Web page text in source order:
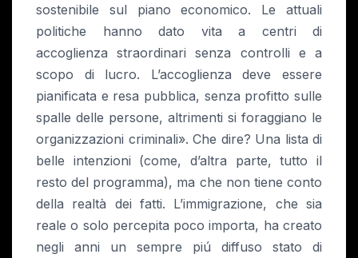
sostenibile sul piano economico. Le attuali
politiche hanno dato vita a centri di
accoglienza straordinari senza controlli e a
scopo di lucro. L’accoglienza deve essere
pianificata e resa pubblica, senza profitto sulle
spalle delle persone, altrimenti si foraggiano le
organizzazioni criminali». Che dire? Una lista di
belle intenzioni (come, d’altra parte, tutto il
resto del programma), ma che non tiene conto
della realtà dei fatti. L’immigrazione, che sia
reale o solo percepita poco importa, ha creato
negli anni un sempre piú diffuso stato di